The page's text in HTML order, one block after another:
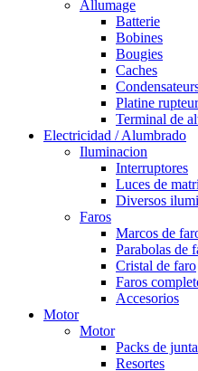
Allumage
Batterie
Bobines
Bougies
Caches
Platine
Terminal de
Electricidad / Alumbrado
Iluminacion
Interruptores
Luces de
Diversos
Faros
Marcos de
Parabolas de
Cristal de faro
Faros
Accesorios
Motor
Motor
Packs de
Resortes